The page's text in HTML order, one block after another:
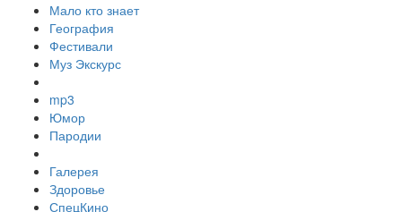
Мало кто знает
География
Фестивали
Муз Экскурс
mp3
Юмор
Пародии
Галерея
Здоровье
СпецКино